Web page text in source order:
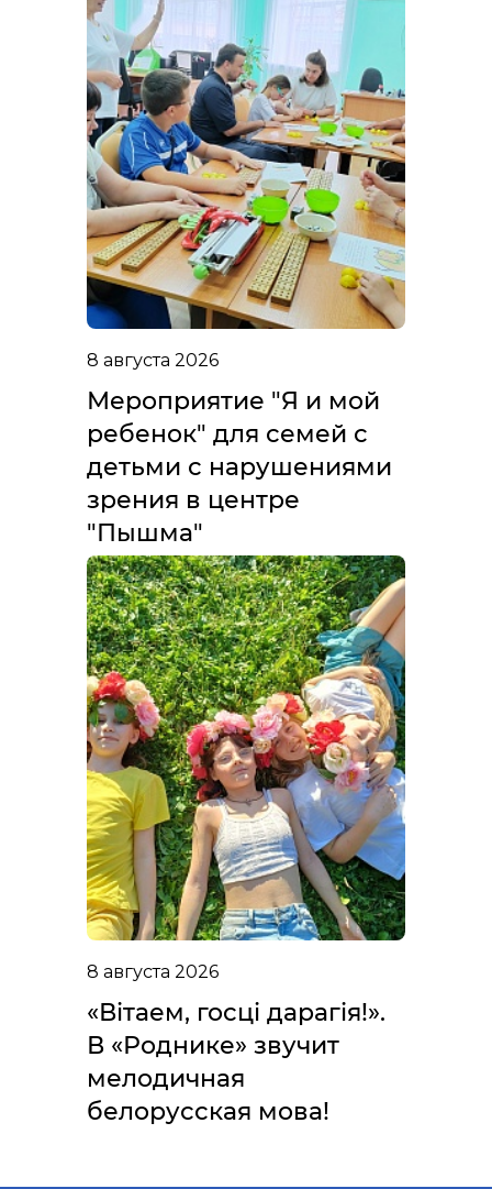
8 августа 2026
Мероприятие "Я и мой
ребенок" для семей с
детьми с нарушениями
зрения в центре
"Пышма"
8 августа 2026
«Вітаем, госці дарагія!».
В «Роднике» звучит
мелодичная
белорусская мова!